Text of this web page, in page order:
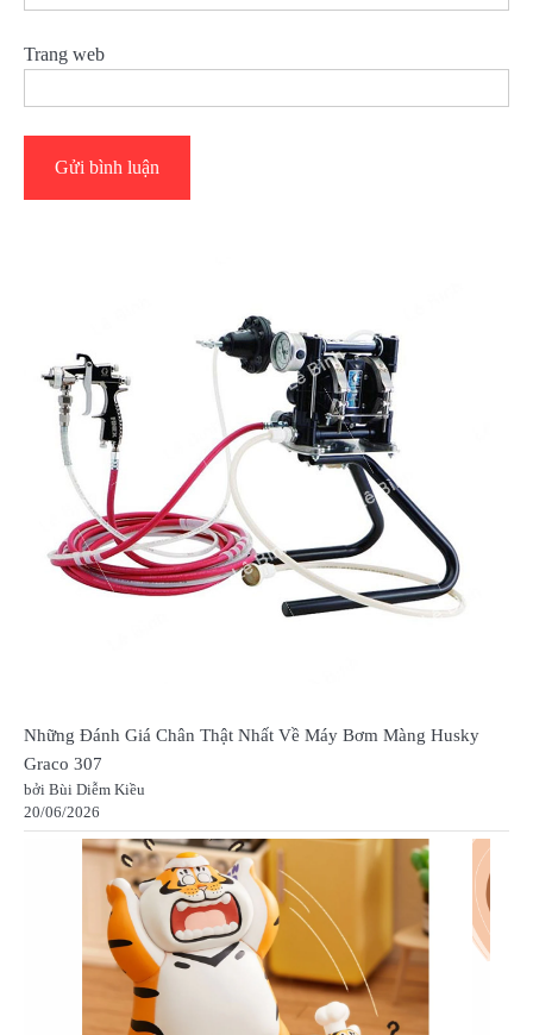
Trang web
Những Đánh Giá Chân Thật Nhất Về Máy Bơm Màng Husky
Graco 307
bởi Bùi Diễm Kiều
20/06/2026